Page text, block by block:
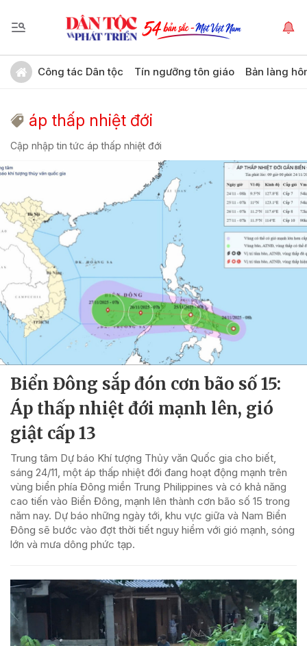
Công tác Dân tộc Tín ngưỡng tôn giáo Bản làng
áp thấp nhiệt đới
Cập nhập tin tức áp thấp nhiệt đới
Biển Đông sắp đón cơn bão số 15:
Áp thấp nhiệt đới mạnh lên, gió
giật cấp 13
Trung tâm Dự báo Khí tượng Thủy văn Quốc gia cho biết,
sáng 24/11, một áp thấp nhiệt đới đang hoạt động mạnh trên
vùng biển phía Đông miền Trung Philippines và có khả năng
cao tiến vào Biển Đông, mạnh lên thành cơn bão số 15 trong
năm nay. Dự báo những ngày tới, khu vực giữa và Nam Biển
Đông sẽ bước vào đợt thời tiết nguy hiểm với gió mạnh, sóng
lớn và mưa dông phức tạp.